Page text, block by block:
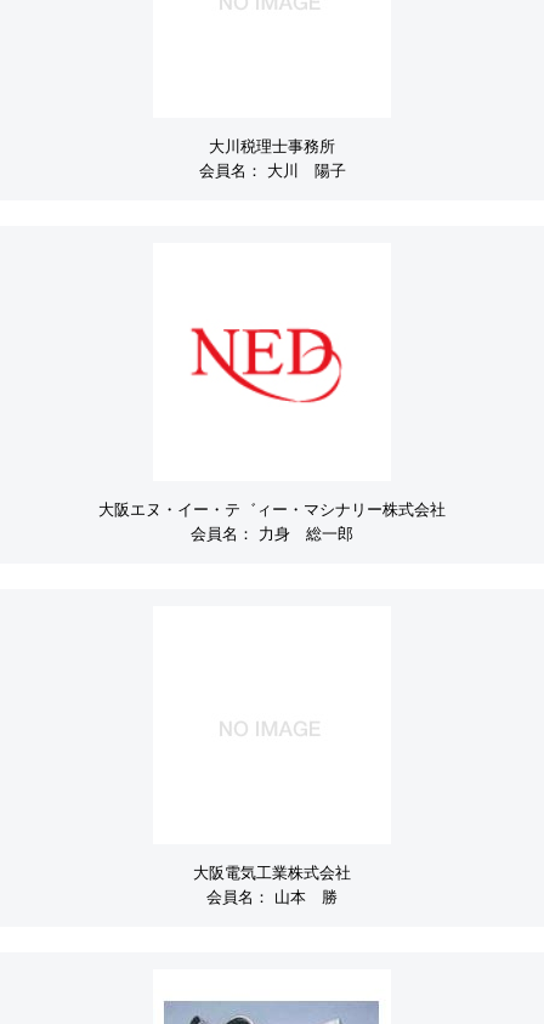
大川税理士事務所
会員名：
大川 陽子
大阪エヌ・イー・テ゛ィー・マシナリー株式会社
会員名：
力身 総一郎
大阪電気工業株式会社
会員名：
山本 勝